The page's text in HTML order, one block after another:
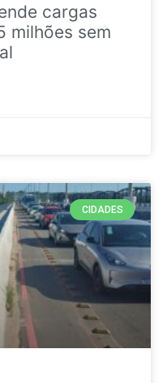
cargas
milhões sem
CIDADES